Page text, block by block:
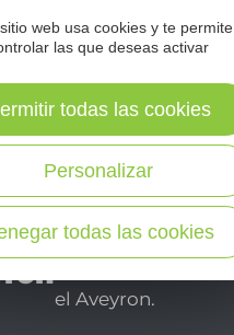
No se pierda
mensual
disfrutar de su
el Aveyron.
web usa cookies y te permite
las que deseas activar
todas las cookies
Personalizar
todas las cookies